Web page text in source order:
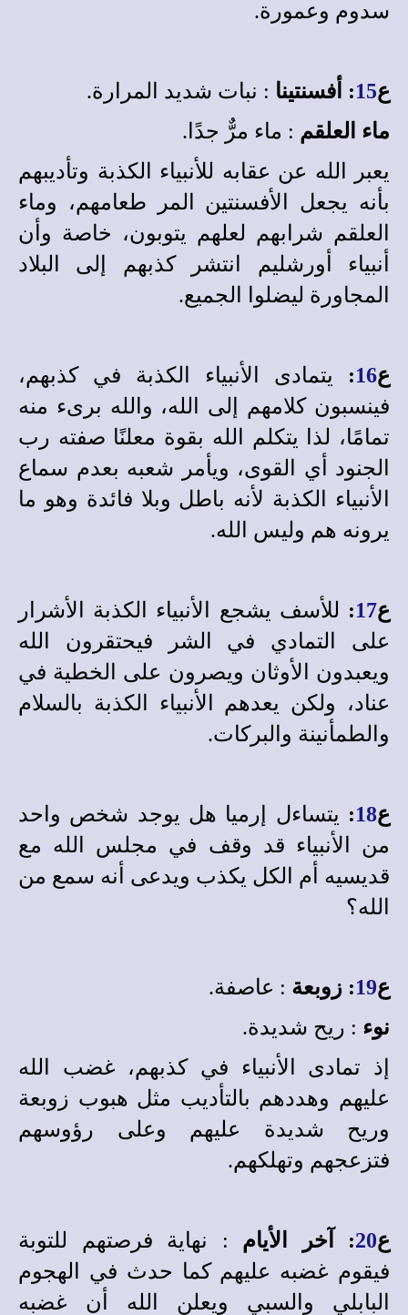
سدوم وعمورة.
ع15: أفسنتينا : نبات شديد المرارة.
ماء العلقم : ماء مرٌّ جدًا.
يعبر الله عن عقابه للأنبياء الكذبة وتأديبهم
بأنه يجعل الأفسنتين المر طعامهم، وماء
العلقم شرابهم لعلهم يتوبون، خاصة وأن
أنبياء أورشليم انتشر كذبهم إلى البلاد
المجاورة ليضلوا الجميع.
ع16
: يتمادى الأنبياء الكذبة في كذبهم،
فينسبون كلامهم إلى الله، والله برىء منه
تمامًا، لذا يتكلم الله بقوة معلنًا صفته رب
الجنود أي القوى، ويأمر شعبه بعدم سماع
الأنبياء الكذبة لأنه باطل وبلا فائدة وهو ما
يرونه هم وليس الله.
ع17
: للأسف يشجع الأنبياء الكذبة الأشرار
على التمادي في الشر فيحتقرون الله
ويعبدون الأوثان ويصرون على الخطية في
عناد، ولكن يعدهم الأنبياء الكذبة بالسلام
والطمأنينة والبركات.
ع18
: يتساءل إرميا هل يوجد شخص واحد
من الأنبياء قد وقف في مجلس الله مع
قديسيه أم الكل يكذب ويدعى أنه سمع من
الله؟
ع19: زوبعة : عاصفة.
نوء : ريح شديدة.
إذ تمادى الأنبياء في كذبهم، غضب الله
عليهم وهددهم بالتأديب مثل هبوب زوبعة
وريح شديدة عليهم وعلى رؤوسهم
فتزعجهم وتهلكهم.
ع20: آخر الأيام : نهاية فرصتهم للتوبة
فيقوم غضبه عليهم كما حدث في الهجوم
البابلي والسبي ويعلن الله أن غضبه